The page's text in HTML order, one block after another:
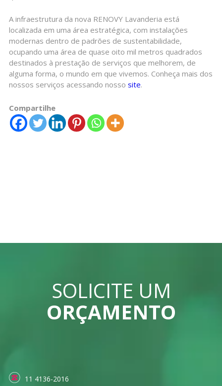
A infraestrutura da nova RENOVY Lavanderia está
localizada em uma área estratégica, com instalações
modernas dentro de padrões de sustentabilidade,
ocupando uma área de quase oito mil metros quadrados
destinados à prestação de serviços que melhorem, de
alguma forma, o mundo em que vivemos. Conheça mais dos
nossos serviços acessando nosso site.
Compartilhe
SOLICITE UM
ORÇAMENTO
11 4136-2016